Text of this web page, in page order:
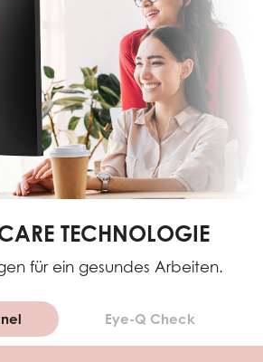
TECHNOLOGIE
für ein gesundes Arbeiten.
Eye-Q Check